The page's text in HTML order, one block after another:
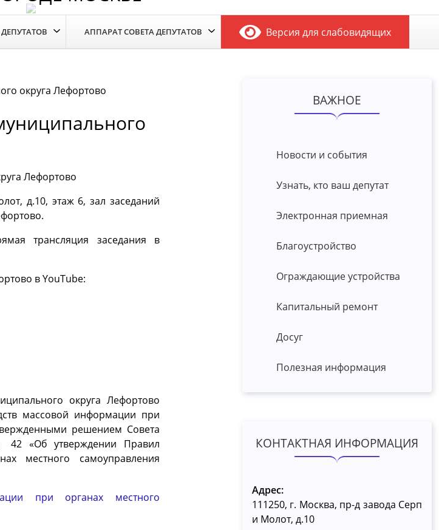
АППАРАТ СОВЕТА ДЕПУТАТОВ Версия для слабовидящих
округа Лефортово
Лефортово
д.10, этаж 6, зал заседаний
трансляция заседания в
в YouTube:
округа Лефортово
массовой информации при
решением Совета
42 «Об утверждении Правил
местного самоуправления
при органах местного
ВАЖНОЕ
Новости и события
Узнать, кто ваш депутат
Электронная приемная
Благоустройство
Ограждающие устройства
Капитальный ремонт
Досуг
Полезная информация
КОНТАКТНАЯ ИНФОРМАЦИЯ
Адрес:
111250, г. Москва, пр-д завода Серп
и Молот, д.10